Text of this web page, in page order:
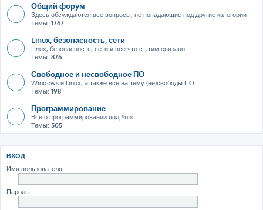
Общий форум
Здесь обсуждаются все вопросы, не попадающие под другие категории
Темы: 1767
Linux, безопасность, сети
Linux, безопасность, сети и все что с этим связано
Темы: 876
Свободное и несвободное ПО
Windows и Linux, а также все на тему (не)свободы ПО.
Темы: 198
Программирование
Все о программировании под *nix
Темы: 505
ВХОД
Имя пользователя:
Пароль: